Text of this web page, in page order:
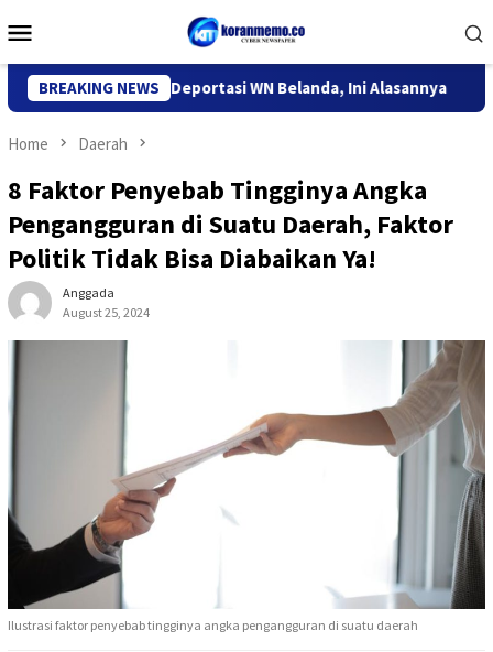
to
Menu
BREAKING NEWS
Kediri Deportasi WN Belanda, Ini Alasannya 9 Desa
Home Daerah
8 Faktor Penyebab Tingginya Angka
Pengangguran di Suatu Daerah, Faktor
Politik Tidak Bisa Diabaikan Ya!
Anggada
August 25, 2024
Ilustrasi faktor penyebab tingginya angka pengangguran di suatu daerah